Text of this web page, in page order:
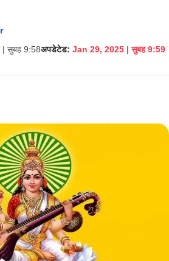
| सुबह 9:58अपडेटेड: Jan 29, 2025 | सुबह 9:59